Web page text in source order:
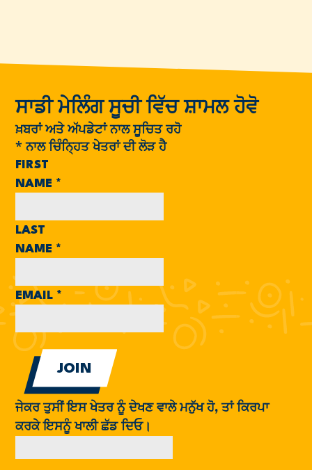
ਸਾਡੀ ਮੇਲਿੰਗ ਸੂਚੀ ਵਿੱਚ ਸ਼ਾਮਲ ਹੋਵੋ
ਖ਼ਬਰਾਂ ਅਤੇ ਅੱਪਡੇਟਾਂ ਨਾਲ ਸੂਚਿਤ ਰਹੋ
* ਨਾਲ ਚਿੰਨ੍ਹਿਤ ਖੇਤਰਾਂ ਦੀ ਲੋੜ ਹੈ
FIRST
NAME *
LAST
NAME *
EMAIL *
ਜੇਕਰ ਤੁਸੀਂ ਇਸ ਖੇਤਰ ਨੂੰ ਦੇਖਣ ਵਾਲੇ ਮਨੁੱਖ ਹੋ, ਤਾਂ ਕਿਰਪਾ
ਕਰਕੇ ਇਸਨੂੰ ਖਾਲੀ ਛੱਡ ਦਿਓ।